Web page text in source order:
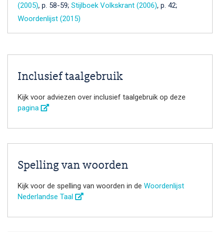
(2005), p. 58-59; Stijlboek Volkskrant (2006), p. 42;
Woordenlijst (2015)
Inclusief taalgebruik
Kijk voor adviezen over inclusief taalgebruik op deze
pagina
Spelling van woorden
Kijk voor de spelling van woorden in de Woordenlijst
Nederlandse Taal